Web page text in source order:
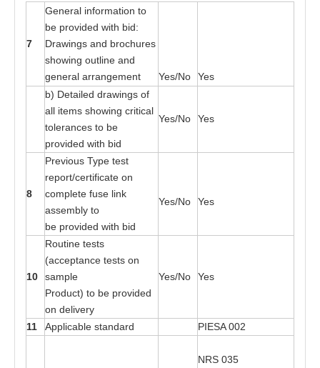
7
General information to
be provided with bid:
Drawings and brochures
showing outline and
general arrangement Yes/No
Yes
b) Detailed drawings of
all items showing critical
tolerances to be
provided with bid
Yes/No Yes
8
Previous Type test
report/certificate on
complete fuse link
assembly to
be provided with bid
Yes/No Yes
10
Routine tests
(acceptance tests on
sample
Product) to be provided
on delivery
Yes/No Yes
11 Applicable standard PIESA 002
NRS 035